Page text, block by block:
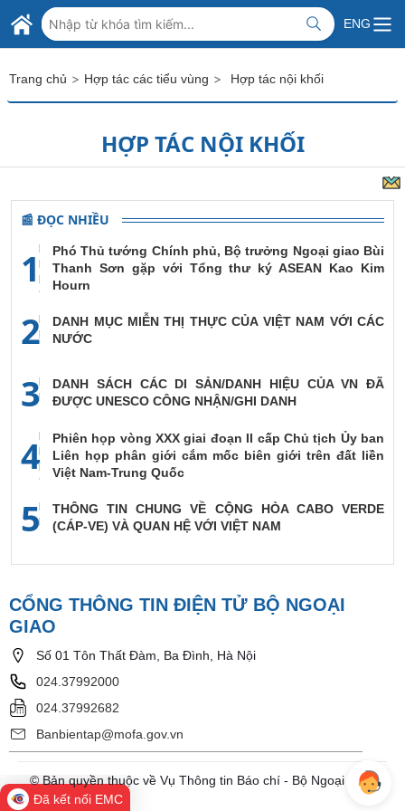
Skip to Main Content
BỘ NGOẠI GIAO VIỆT NAM
MINISTRY OF FOREIGN AFFAIRS
ENG
Trang chủ > Hợp tác các tiểu vùng > Hợp tác nội khối
HỢP TÁC NỘI KHỐI
📰 ĐỌC NHIỀU
1
Phó Thủ tướng Chính phủ, Bộ trưởng Ngoại giao Bùi
Thanh Sơn gặp với Tổng thư ký ASEAN Kao Kim
Hourn
2
DANH MỤC MIỄN THỊ THỰC CỦA VIỆT NAM VỚI CÁC
NƯỚC
3
DANH SÁCH CÁC DI SẢN/DANH HIỆU CỦA VN ĐÃ
ĐƯỢC UNESCO CÔNG NHẬN/GHI DANH
4
Phiên họp vòng XXX giai đoạn II cấp Chủ tịch Ủy ban
Liên họp phân giới cắm mốc biên giới trên đất liền
Việt Nam-Trung Quốc
5
THÔNG TIN CHUNG VỀ CỘNG HÒA CABO VERDE
(CÁP-VE) VÀ QUAN HỆ VỚI VIỆT NAM
CỔNG THÔNG TIN ĐIỆN TỬ BỘ NGOẠI
GIAO
Số 01 Tôn Thất Đàm, Ba Đình, Hà Nội
024.37992000
024.37992682
Banbientap@mofa.gov.vn
© Bản quyền thuộc về Vụ Thông tin Báo chí - Bộ Ngoại Giao
Đã kết nối EMC